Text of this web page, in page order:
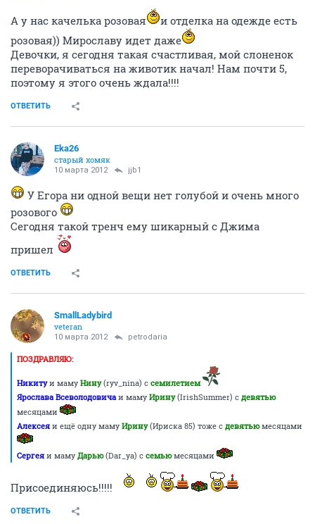
А у нас качелька розовая
и отделка на одежде есть
розовая)) Мирославу идет даже
Девочки, я сегодня такая счастливая, мой слоненок
переворачиваться на животик начал! Нам почти 5,
поэтому я этого очень ждала!!!!
ОТВЕТИТЬ
Eka26
старый хомяк
10 марта 2012 jjb1
У Егора ни одной вещи нет голубой и очень много
розового
Сегодня такой тренч ему шикарный с Джима
пришел
ОТВЕТИТЬ
SmallLadybird
veteran
10 марта 2012 petrodaria
ПОЗДРАВЛЯЮ:
Никитуи маму Нину(ryv_nina) с семилетием
Ярослава Всеволодовичаи маму Ирину(IrishSummer) с девятью
месяцами
Алексея и ещё одну маму Ирину(Ириска 85) тоже с девятьюмесяцами
Сергея и маму Дарью(Dar_ya) с семью месяцами
Присоединяюсь!!!!!
ОТВЕТИТЬ